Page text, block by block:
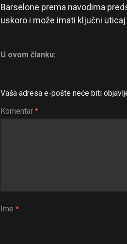
Barselone prema navodima
uskoro i može imati ključni
U ovom članku:
Vaša adresa e-pošte neće biti
Komentar *
Ime *